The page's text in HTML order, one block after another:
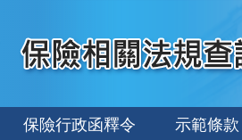
保險行政函釋令 示範條款